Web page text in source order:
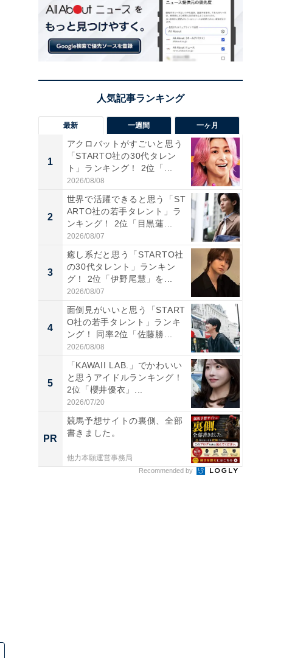
最新 一週間 一ヶ月
1
アクロバットがすごいと思う
「STARTO社の30代タレン
ト」ランキング！ 2位「...
2026/08/08
2
世界で活躍できると思う「ST
ARTO社の若手タレント」ラ
ンキング！ 2位「目黒蓮...
2026/08/07
3
癒し系だと思う「STARTO社
の30代タレント」ランキン
グ！ 2位「伊野尾慧」を...
2026/08/07
4
面倒見がいいと思う「START
O社の若手タレント」ランキ
ング！ 同率2位「佐藤勝...
2026/08/08
5
「KAWAII LAB.」でかわいい
と思うアイドルランキング！
2位「櫻井優衣」...
2026/07/20
PR
競馬予想サイトの裏側、全部
書きました。
他力本願運営事務局
Recommended by